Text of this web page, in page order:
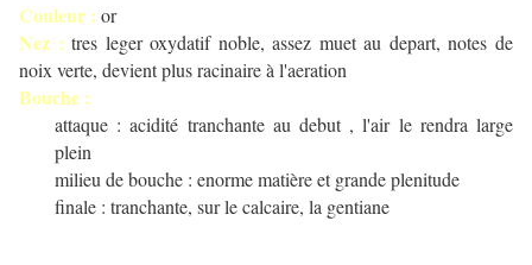
Couleur : or
Nez : tres leger oxydatif noble, assez muet au depart, notes de
noix verte, devient plus racinaire à l'aeration
Bouche :
attaque : acidité tranchante au debut , l'air le rendra large
plein
milieu de bouche : enorme matière et grande plenitude
finale : tranchante, sur le calcaire, la gentiane